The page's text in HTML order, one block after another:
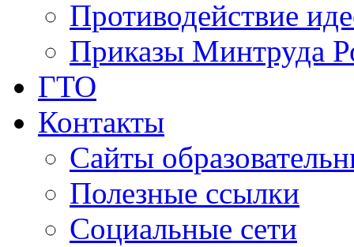
Противодействие
Приказы Минтруда
ГТО
Контакты
Сайты
Полезные ссылки
Социальные сети